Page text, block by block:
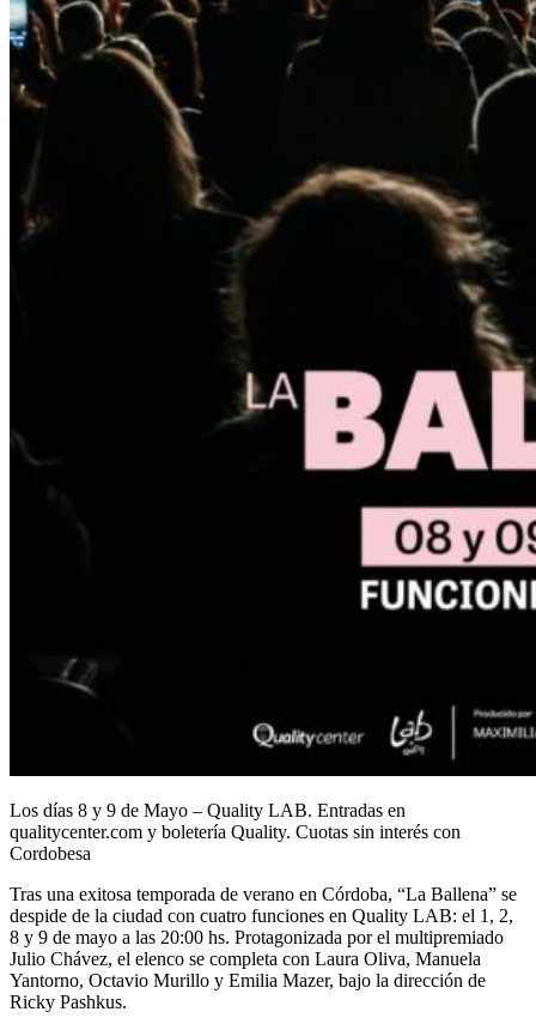
Los días 8 y 9 de Mayo – Quality LAB. Entradas en
qualitycenter.com y boletería Quality. Cuotas sin interés con
Cordobesa
Tras una exitosa temporada de verano en Córdoba, “La Ballena” se
despide de la ciudad con cuatro funciones en Quality LAB: el 1, 2,
8 y 9 de mayo a las 20:00 hs. Protagonizada por el multipremiado
Julio Chávez, el elenco se completa con Laura Oliva, Manuela
Yantorno, Octavio Murillo y Emilia Mazer, bajo la dirección de
Ricky Pashkus.